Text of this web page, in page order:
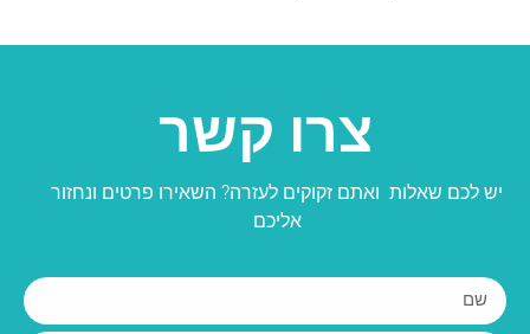
צרו קשר
יש לכם שאלות ואתם זקוקים לעזרה? השאירו פרטים ונחזור
אליכם